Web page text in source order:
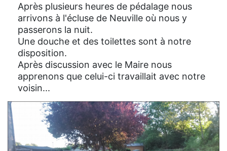
Après plusieurs heures de pédalage nous
arrivons à l'écluse de Neuville où nous y
passerons la nuit.
Une douche et des toilettes sont à notre
disposition.
Après discussion avec le Maire nous
apprenons que celui-ci travaillait avec notre
voisin...